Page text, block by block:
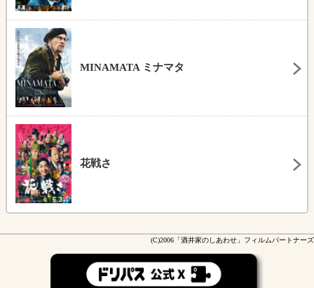
MINAMATA ミナマタ
花戦さ
(C)2006「酒井家のしあわせ」フィルムパートナーズ